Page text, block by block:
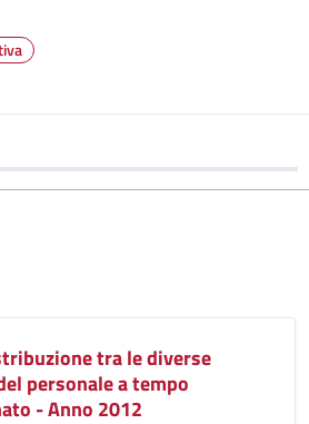
tra le diverse
personale a tempo
- Anno 2012